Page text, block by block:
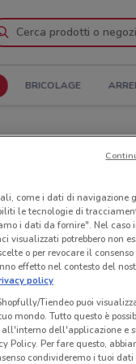
BRICOLAGE
come i dati di navigazione
le tecnologie di
i dati da fornire". Nel caso
visualizzati potrebbero non
o per revocare il
effetto nel contesto del
policy
Tiendeo puoi
mondo. Tutto questo è
dell'applicazione e
Per fare questo,
condivideremo i tuoi dati